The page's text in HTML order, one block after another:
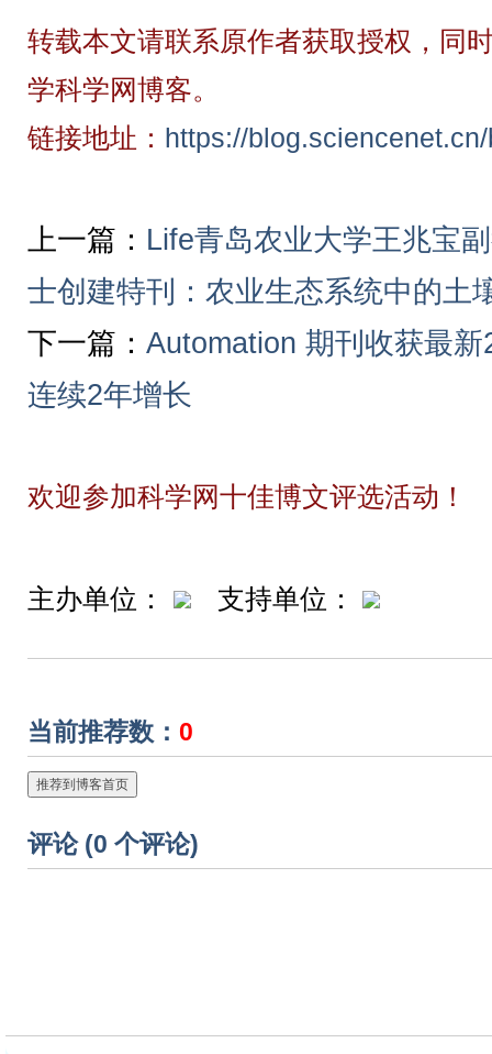
转载本文请联系原作者获取授权，同
学科学网博客。
链接地址： https://
上一篇： Life青岛农业大学王兆宝
士创建特刊：农业生态系统中的土
下一篇： Automation 期刊收获最
连续2年增长
欢迎参加科学网十佳博文评选活动！
主办单位： 支持单位：
当前推荐数： 0
推荐到博客首页
评论 (0 个评论)